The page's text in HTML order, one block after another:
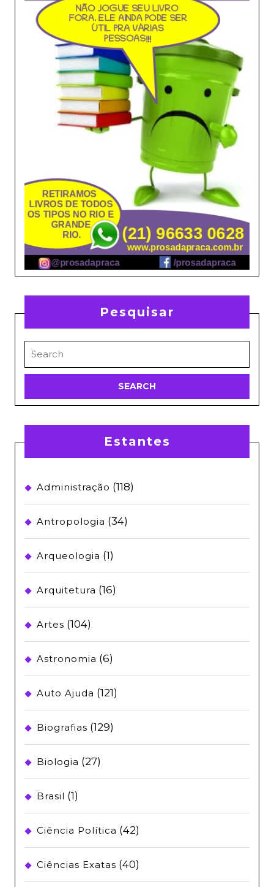
Pesquisar
for:
Estantes
Administração (118)
Antropologia (34)
Arqueologia (1)
Arquitetura (16)
Artes (104)
Astronomia (6)
Auto Ajuda (121)
Biografias (129)
Biologia (27)
Brasil (1)
Ciência Política (42)
Ciências Exatas (40)